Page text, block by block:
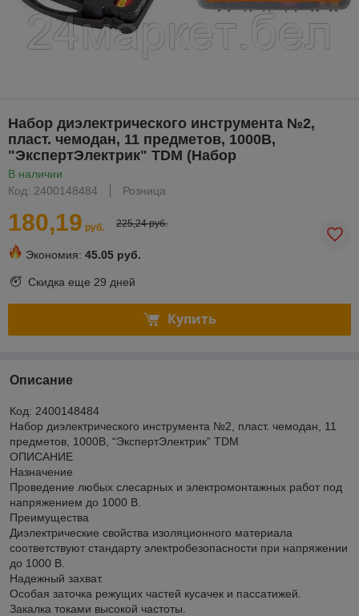
Набор диэлектрического инструмента №2,
пласт. чемодан, 11 предметов, 1000В,
"ЭкспертЭлектрик" TDM (Набор
В наличии
Код: 2400148484
Розница
180,19 руб. 225,24 руб.
Экономия: 45.05 руб.
Скидка еще 29 дней
Купить
Описание
Код: 2400148484
Набор диэлектрического инструмента №2, пласт. чемодан, 11
предметов, 1000В, “ЭкспертЭлектрик” TDM
ОПИСАНИЕ
Назначение
Проведение любых слесарных и электромонтажных работ под
напряжением до 1000 В.
Преимущества
Диэлектрические свойства изоляционного материала
соответствуют стандарту электробезопасности при напряжении
до 1000 В.
Надежный захват.
Особая заточка режущих частей кусачек и пассатижей.
Закалка токами высокой частоты.